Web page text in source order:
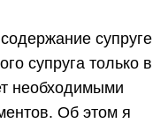
супруге
супруга только в
необходимыми
Об этом я